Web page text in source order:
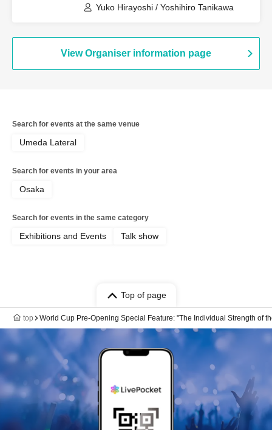
Yuko Hirayoshi / Yoshihiro Tanikawa
View Organiser information page
Search for events at the same venue
Umeda Lateral
Search for events in your area
Osaka
Search for events in the same category
Exhibitions and Events Talk show
Top of page
top World Cup Pre-Opening Special Feature: "The Individual Strength of